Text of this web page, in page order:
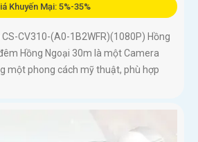
Khuyến Mại: 5%-35%
CV310-(A0-1B2WFR)(1080P) Hồng
Hồng Ngoại 30m là một Camera
một phong cách mỹ thuật, phù hợp